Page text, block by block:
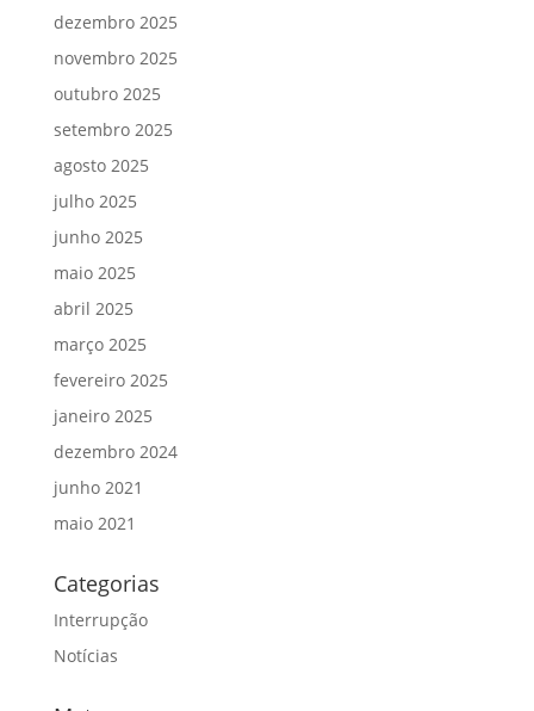
dezembro 2025
novembro 2025
outubro 2025
setembro 2025
agosto 2025
julho 2025
junho 2025
maio 2025
abril 2025
março 2025
fevereiro 2025
janeiro 2025
dezembro 2024
junho 2021
maio 2021
Categorias
Interrupção
Notícias